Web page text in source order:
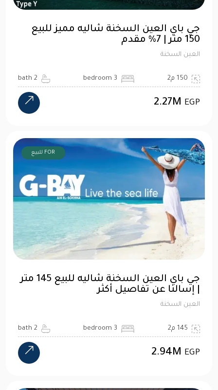
جي باي العين السخنة شاليه مميز للبيع
150 متر | 7% مقدم
العين السخنة
150 م2 3 bedroom
2 bath
2.27M EGP
FOR للبيع
جي باي العين السخنة شاليه للبيع 145 متر
| إسالنا عن تفاصيل أكثر
العين السخنة
145 م2 3 bedroom
2 bath
2.94M EGP